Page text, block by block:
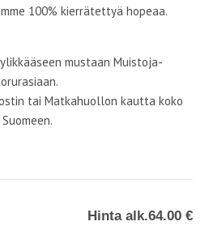
100% kierrätettyä hopeaa.
mustaan Muistoja-
tai Matkahuollon kautta koko
Suomeen.
Hinta alk.64.00 €